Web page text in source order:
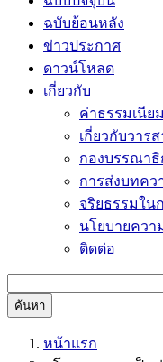
ฉบับย้อนหลัง
ข่าวประกาศ
ดาวน์โหลด
เกี่ยวกับ
ค่าธรรมเนีย
เกี่ยวกับวารส
กองบรรณาธิ
การส่งบทคว
จริยธรรมใน
นโยบายควา
ติดต่อ
ค้นหา
หน้าแรก